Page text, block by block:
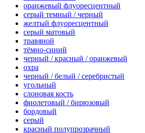
оранжевый флуоресцентный
серый темный / черный
желтый флуоресцентный
серый матовый
травяной
тёмно-синий
черный / красный / оранжевый
охра
черный / белый / серебристый
угольный
слоновая кость
фиолетовый / бирюзовый
бордовый
серый
красный полупрозрачный